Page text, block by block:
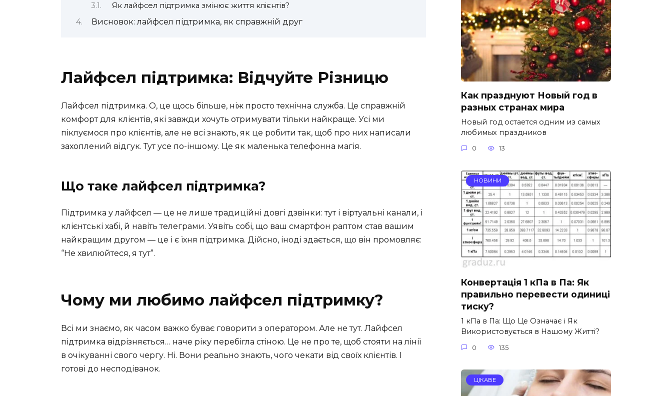
Як лайфсел підтримка змінює життя клієнтів?
Висновок: лайфсел підтримка, як справжній друг
Лайфсел підтримка: Відчуйте Різницю
Лайфсел підтримка. О, це щось більше, ніж просто технічна служба. Це справжній
комфорт для клієнтів, які завжди хочуть отримувати тільки найкраще. Усі ми
піклуємося про клієнтів, але не всі знають, як це робити так, щоб про них написали
захоплений відгук. Тут усе по-іншому. Це як маленька телефонна магія.
Що таке лайфсел підтримка?
Підтримка у лайфсел — це не лише традиційні довгі дзвінки: тут і віртуальні канали, і
клієнтські хабі, й навіть телеграми. Уявіть собі, що ваш смартфон раптом став вашим
найкращим другом — це і є їхня підтримка. Дійсно, іноді здається, що він промовляє:
“Не хвилюйтеся, я тут”.
Чому ми любимо лайфсел підтримку?
Всі ми знаємо, як часом важко буває говорити з оператором. Але не тут. Лайфсел
підтримка відрізняється… наче ріку перебігла стіною. Це не про те, щоб стояти на лінії
в очікуванні свого чергу. Ні. Вони реально знають, чого чекати від своїх клієнтів. І
готові до несподіванок.
Как празднуют Новый год в
разных странах мира
Новый год остается одним из самых
любимых праздников
0 13
НОВИНИ
Конвертація 1 кПа в Па: Як
правильно перевести одиниці
тиску?
1 кПа в Па: Що Це Означає і Як
Використовується в Нашому Житті?
0 135
ЦІКАВЕ